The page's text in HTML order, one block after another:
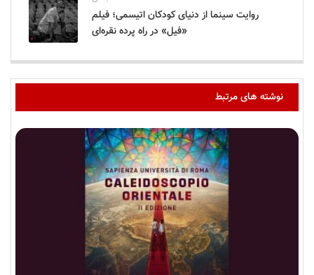
روایت سینما از دنیای کودکان اتیسمی؛ فیلم
«فیل» در راه پرده نقره‌ای
نوشته های مرتبط